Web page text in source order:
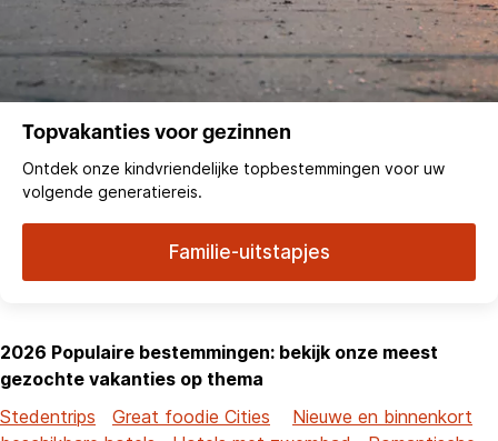
Topvakanties voor gezinnen
Ontdek onze kindvriendelijke topbestemmingen voor uw
volgende generatiereis.
Familie-uitstapjes
2026 Populaire bestemmingen: bekijk onze meest
gezochte vakanties op thema
Stedentrips
Great foodie Cities
Nieuwe en binnenkort